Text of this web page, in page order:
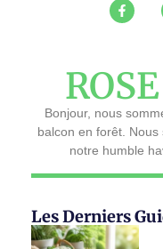
Bonjour, nous
balcon en forêt.
notre humble
Les Derniers